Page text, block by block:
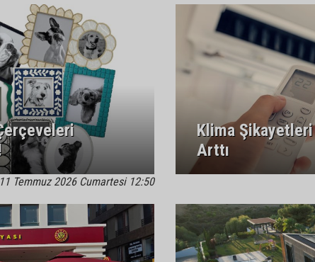
11 Temmuz 2026 Cumartesi 12:50
Klima
Arttı